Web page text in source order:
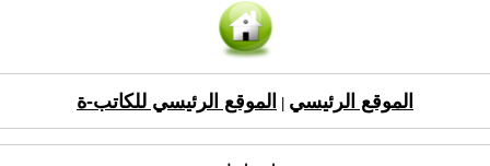
الموقع الرئيسي الموقع الرئيسي للكاتب-ة